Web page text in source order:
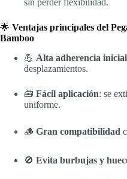
sin perder flexibilidad.
🌟 Ventajas principales del
Bamboo
💪 Alta adherencia inicial
desplazamientos.
🧰 Fácil aplicación: se
uniforme.
🪵 Gran compatibilidad
🚫 Evita burbujas y